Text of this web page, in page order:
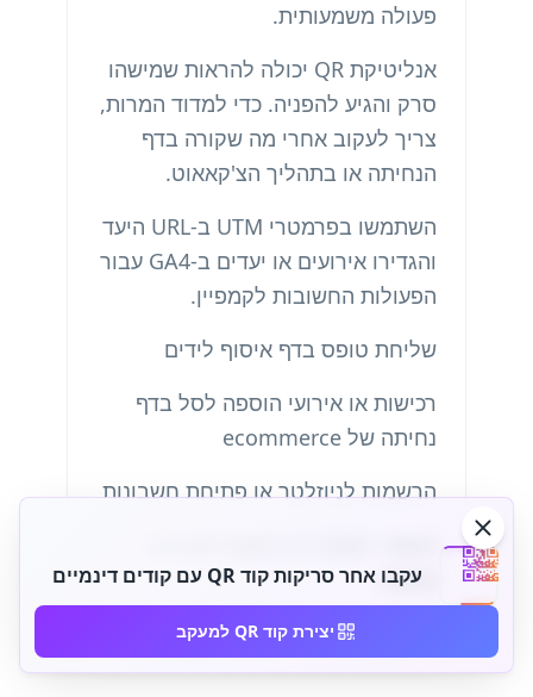
פעולה משמעותית.
אנליטיקת QR יכולה להראות שמישהו
סרק והגיע להפניה. כדי למדוד המרות,
צריך לעקוב אחרי מה שקורה בדף
הנחיתה או בתהליך הצ'קאאוט.
השתמשו בפרמטרי UTM ב-URL היעד
והגדירו אירועים או יעדים ב-GA4 עבור
הפעולות החשובות לקמפיין.
שליחת טופס בדף איסוף לידים
רכישות או אירועי הוספה לסל בדף
נחיתה של ecommerce
הרשמות לניוזלטר או פתיחת חשבונות
פגישה
עקבו אחר סריקות קוד QR עם קודים דינמיים
יצירת קוד QR למעקב